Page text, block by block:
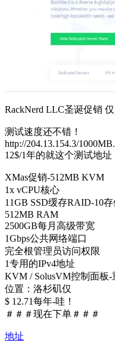
RackNerd LLC圣诞促销
测试速度还不错！
http://204.13.154.3/
12$/1年的就这个测试地址
XMas促销-512MB KVM
1x vCPU核心
11GB SSD缓存RAID-10
512MB RAM
2500GB每月高级带宽
1Gbps公共网络端口
完全根管理员访问权限
1专用的IPv4地址
KVM / SolusVM控制面板
位置：洛杉矶仅
$ 12.71每年-哇！
＃＃＃现在下单＃＃＃
地址